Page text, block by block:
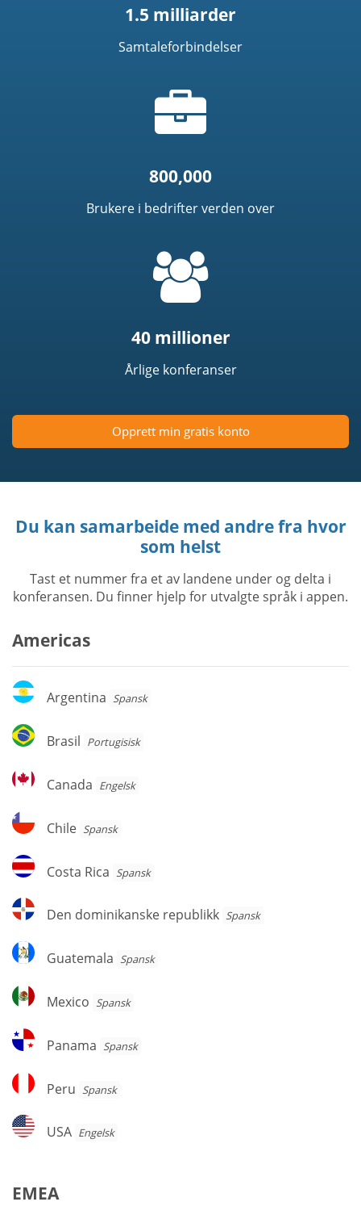
1.5 milliarder
Samtaleforbindelser
Ikon
800,000
Brukere i bedrifter verden over
40 millioner
Årlige konferanser
Opprett min gratis konto
Du kan samarbeide med andre fra hvor
som helst
Tast et nummer fra et av landene under og delta i
konferansen. Du finner hjelp for utvalgte språk i appen.
Americas
Argentina
Argentina Spansk
Brasil
Brasil Portugisisk
Canada
Canada Engelsk
Chile
Chile Spansk
Costa
Rica
Costa Rica Spansk
Den
dominikanske
Den dominikanske republikk Spansk
Guatemala
Guatemala Spansk
Mexico
Mexico Spansk
Panama
Panama Spansk
Peru
Peru Spansk
USA
USA Engelsk
EMEA